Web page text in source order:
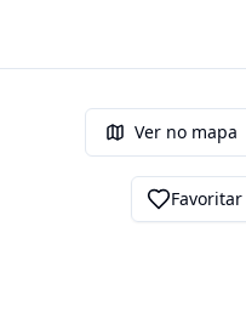
Ver no mapa
Favoritar